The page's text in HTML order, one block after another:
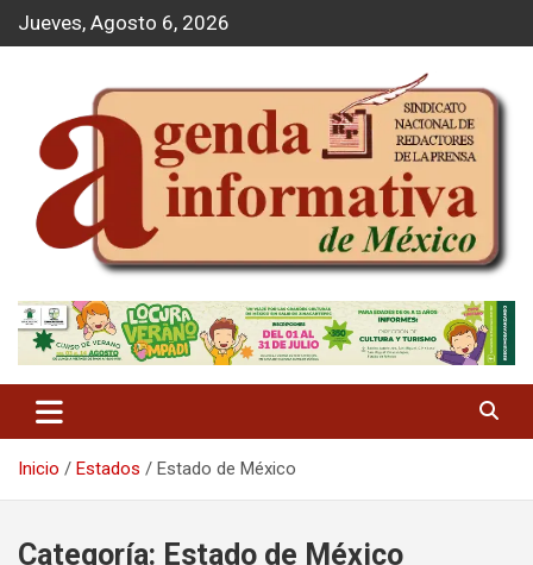
d
Jueves, Agosto 6, 2026
Agenda Informativa
Inicio Estados Estado de México
Categoría: Estado de México